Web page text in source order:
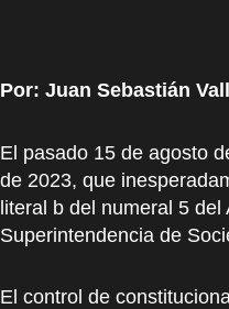
Por: Juan Sebastián
El pasado 15 de agosto
de 2023, que
literal b del numeral 5
Superintendencia de
El control de